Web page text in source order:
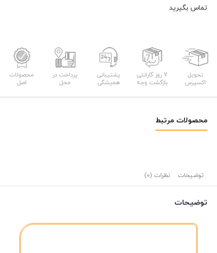
تماس بگیرید
تحویل
اکسپرس
7 روز گارانتی
بازگشت وجه
پشتیبانی
همیشگی
پرداخت در
محل
محصولات
اصل
محصولات مرتبط
توضیحات نظرات (0)
توضیحات